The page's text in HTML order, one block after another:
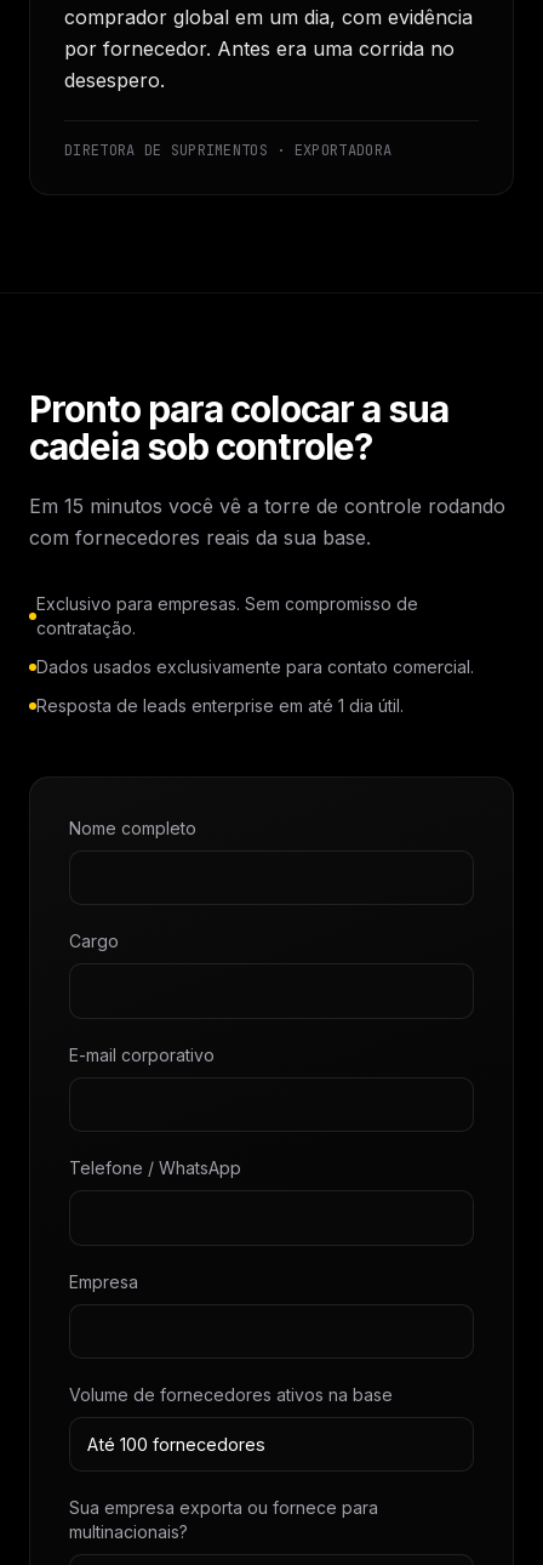
comprador global em um dia, com evidência
por fornecedor. Antes era uma corrida no
desespero.
DIRETORA DE SUPRIMENTOS · EXPORTADORA
Pronto para colocar a sua
cadeia sob controle?
Em 15 minutos você vê a torre de controle rodando
com fornecedores reais da sua base.
Exclusivo para empresas. Sem compromisso de
contratação.
Dados usados exclusivamente para contato comercial.
Resposta de leads enterprise em até 1 dia útil.
Nome completo
Cargo
E-mail corporativo
Telefone / WhatsApp
Empresa
Volume de fornecedores ativos na base
Sua empresa exporta ou fornece para
multinacionais?